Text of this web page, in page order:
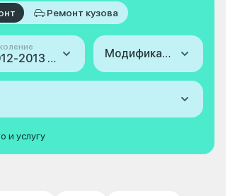
Ремонт кузова
2012-2013 (I, рестайлинг) Модификация
и услугу